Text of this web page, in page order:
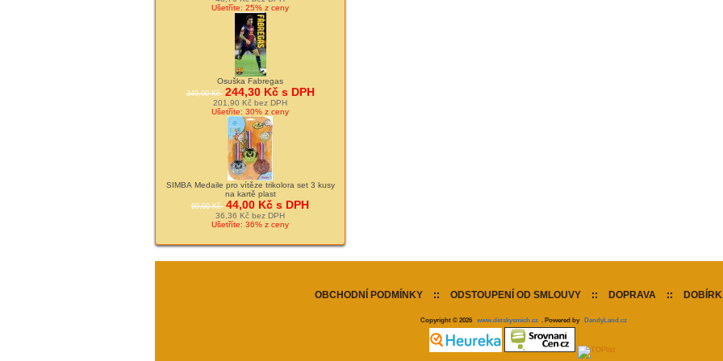
Ušetříte: 25% z ceny
Osuška Fabregas
349,00 Kč 244,30 Kč s DPH
201,90 Kč bez DPH
Ušetříte: 30% z ceny
SIMBA Medaile pro vítěze trikolora set 3 kusy
na kartě plast
69,00 Kč 44,00 Kč s DPH
36,36 Kč bez DPH
Ušetříte: 36% z ceny
OBCHODNÍ PODMÍNKY :: ODSTOUPENÍ OD SMLOUVY :: DOPRAVA ::
Copyright © 2026 www.detskysmich.cz . Powered by DandyLand.cz